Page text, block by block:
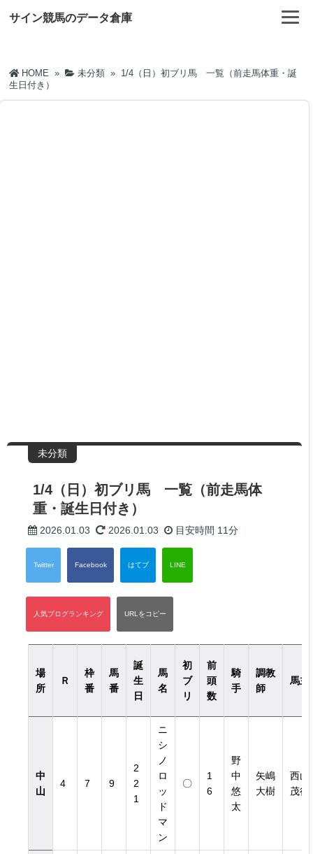
サイン競馬のデータ倉庫
HOME » 未分類 » 1/4（日）初ブリ馬 一覧（前走馬体重・誕
生日付き）
未分類
1/4（日）初ブリ馬 一覧（前走馬体
重・誕生日付き）
2026.01.03 2026.01.03 目安時間 11分
場
所
Ｒ
枠
番
馬
番
誕
生
日
馬
名
初
ブ
リ
前
頭
数
騎
手
調教
師
馬主
中
山
4 7 9
2
2
1
ニ
シ
ノ
ロ
ッ
ド
マ
ン
〇
1
6
野
中
悠
太
矢嶋
大樹
西山
茂行